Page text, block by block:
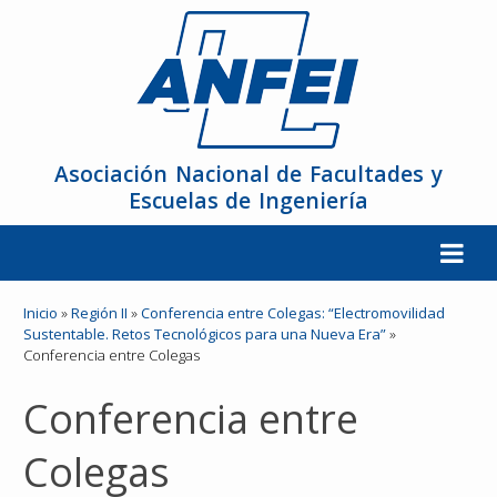
Asociación Nacional de Facultades y
Escuelas de Ingeniería
La ANFEI
Organización
Miembros
Reuniones y Conferencias
Inicio »Región II »Conferencia entre Colegas: “Electromovilidad
Sustentable. Retos Tecnológicos para una Nueva Era”»
Conferencia entre Colegas
Conferencia entre
Colegas